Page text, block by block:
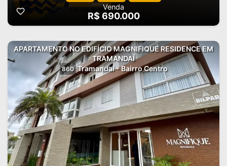
Venda
R$ 690.000
APARTAMENTO NO EDIFÍCIO MAGNIFIQUE RESIDENCE EM
TRAMANDAÍ
860 Tramandaí - Bairro Centro